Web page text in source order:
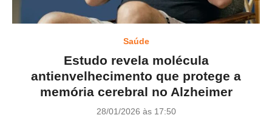
Saúde
Estudo revela molécula
antienvelhecimento que protege a
memória cerebral no Alzheimer
P
28/01/2026 às 17:50